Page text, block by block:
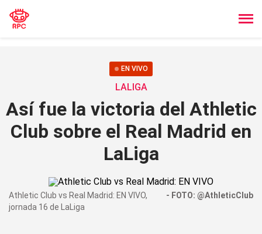
EN VIVO
LALIGA
Así fue la victoria del Athletic
Club sobre el Real Madrid en
LaLiga
Athletic Club vs Real Madrid: EN VIVO,
jornada 16 de LaLiga
FOTO: @AthleticClub